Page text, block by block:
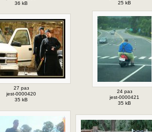
36 kB
25 kB
27 раз
jest-0000420
35 kB
24 раз
jest-0000421
35 kB